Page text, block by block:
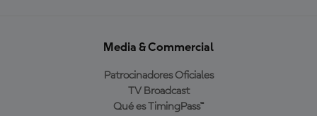
Media & Commercial
Patrocinadores Oficiales
TV Broadcast
Qué es TimingPass™